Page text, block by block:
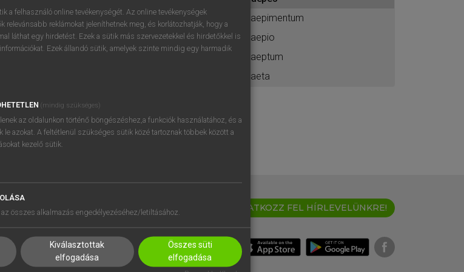
próbaverziójának elindításához
regisztrálok ésbelépek.
REGISZTRÁCIÓ
saepimentum
saepio
saeptum
saeta
SÚGÓ
RÓLUNK
SÜTI BEÁLLÍTÁSOK
IRATKOZZ FEL HÍRLEVELÜNKRE!
a felhasználó online tevékenységét. Az online tevékenységek
relevánsabb reklámokat jeleníthetnek meg, és korlátozhatják, hogy a
láthat egy hirdetést. Ezek a sütik más szervezetekkel és hirdetőkkel is
Ezek állandó sütik, amelyek szinte mindig egy harmadik
(mindig szükséges)
az oldalunkon történő böngészéshez,a funkciók használatához, és a
le azokat. A feltétlenül szükséges sütik közé tartoznak többek között a
kezelő sütik.
összes alkalmazás engedélyezéséhez/letiltásához.
Kiválasztottak
elfogadása
Összes süti
elfogadása